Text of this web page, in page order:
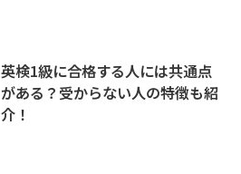
英検1級に合格する人には共通点
がある？受からない人の特徴も紹
介！